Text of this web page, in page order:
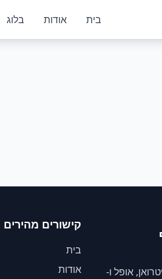
בית
אודות בלוג
אופל ו-
קישורים מהירים
בית
אודות